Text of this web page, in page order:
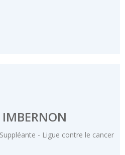
- Ligue contre le cancer